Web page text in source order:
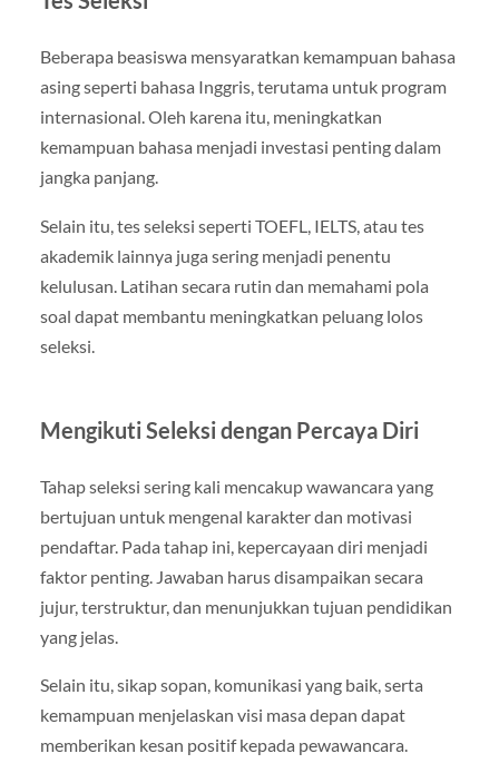
Beberapa beasiswa mensyaratkan kemampuan bahasa
asing seperti bahasa Inggris, terutama untuk program
internasional. Oleh karena itu, meningkatkan
kemampuan bahasa menjadi investasi penting dalam
jangka panjang.
Selain itu, tes seleksi seperti TOEFL, IELTS, atau tes
akademik lainnya juga sering menjadi penentu
kelulusan. Latihan secara rutin dan memahami pola
soal dapat membantu meningkatkan peluang lolos
seleksi.
Mengikuti Seleksi dengan Percaya Diri
Tahap seleksi sering kali mencakup wawancara yang
bertujuan untuk mengenal karakter dan motivasi
pendaftar. Pada tahap ini, kepercayaan diri menjadi
faktor penting. Jawaban harus disampaikan secara
jujur, terstruktur, dan menunjukkan tujuan pendidikan
yang jelas.
Selain itu, sikap sopan, komunikasi yang baik, serta
kemampuan menjelaskan visi masa depan dapat
memberikan kesan positif kepada pewawancara.